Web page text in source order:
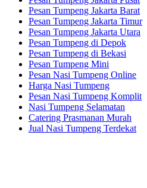
Pesan Tumpeng Jakarta Barat
Pesan Tumpeng Jakarta Timur
Pesan Tumpeng Jakarta Utara
Pesan Tumpeng di Depok
Pesan Tumpeng di Bekasi
Pesan Tumpeng Mini
Pesan Nasi Tumpeng Online
Harga Nasi Tumpeng
Pesan Nasi Tumpeng Komplit
Nasi Tumpeng Selamatan
Catering Prasmanan Murah
Jual Nasi Tumpeng Terdekat